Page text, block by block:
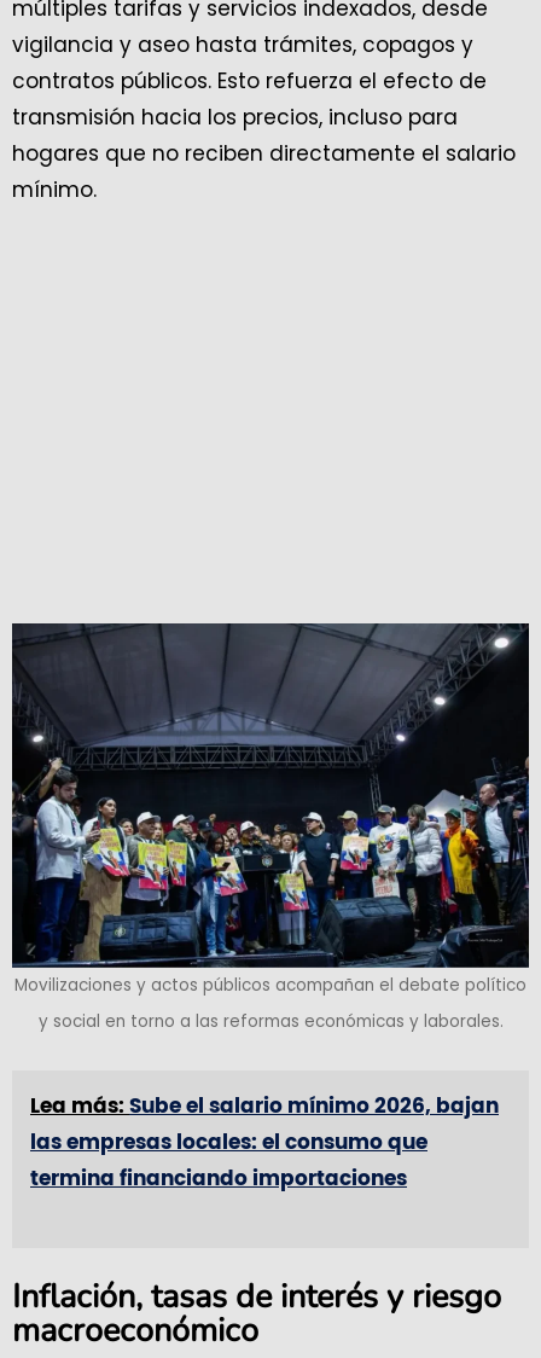
múltiples tarifas y servicios indexados, desde
vigilancia y aseo hasta trámites, copagos y
contratos públicos. Esto refuerza el efecto de
transmisión hacia los precios, incluso para
hogares que no reciben directamente el salario
mínimo.
Movilizaciones y actos públicos acompañan el debate político
y social en torno a las reformas económicas y laborales.
Lea más: Sube el salario mínimo 2026, bajan
las empresas locales: el consumo que
termina financiando importaciones
Inflación, tasas de interés y riesgo
macroeconómico